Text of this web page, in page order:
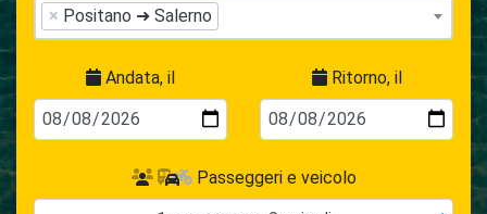
× Positano ➜ Salerno
Andata, il Ritorno, il
Passeggeri e veicolo